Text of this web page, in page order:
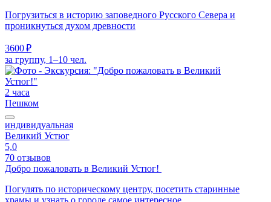
Погрузиться в историю заповедного Русского Севера и
проникнуться духом древности
3600 ₽
за группу, 1–10 чел.
2 часа
Пешком
индивидуальная
Великий Устюг
5,0
70 отзывов
Добро пожаловать в Великий Устюг!
Погулять по историческому центру, посетить старинные
храмы и узнать о городе самое интересное